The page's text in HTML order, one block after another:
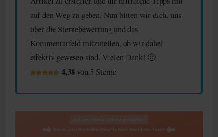
auf den Weg zu geben. Nun bitten wir dich, uns
über die Sternebewertung und das
Kommentarfeld mitzuteilen, ob wir dabei
effektiv gewesen sind. Vielen Dank! 🙂
4,38 von 5 Sterne